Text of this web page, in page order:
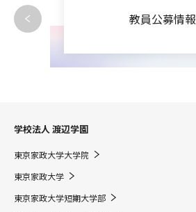
教員公募情報
学校法人 渡辺学園
東京家政大学大学院
東京家政大学
東京家政大学短期大学部